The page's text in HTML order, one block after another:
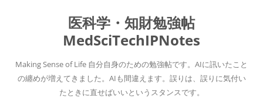
医科学・知財勉強帖
MedSciTechIPNotes
Making Sense of Life 自分自身のための勉強帖です。AIに訊いたこと
の纏めが増えてきました。AIも間違えます。誤りは、誤りに気付い
たときに直せばいいというスタンスです。